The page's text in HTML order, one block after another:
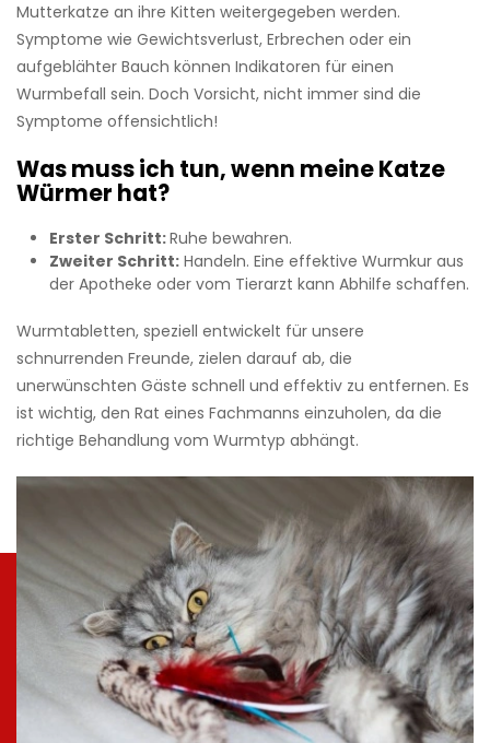
Mutterkatze an ihre Kitten weitergegeben werden.
Symptome wie Gewichtsverlust, Erbrechen oder ein
aufgeblähter Bauch können Indikatoren für einen
Wurmbefall sein. Doch Vorsicht, nicht immer sind die
Symptome offensichtlich!
Was muss ich tun, wenn meine Katze
Würmer hat?
Erster Schritt:Ruhe bewahren.
Zweiter Schritt: Handeln. Eine effektive Wurmkur aus
der Apotheke oder vom Tierarzt kann Abhilfe schaffen.
Wurmtabletten, speziell entwickelt für unsere
schnurrenden Freunde, zielen darauf ab, die
unerwünschten Gäste schnell und effektiv zu entfernen. Es
ist wichtig, den Rat eines Fachmanns einzuholen, da die
richtige Behandlung vom Wurmtyp abhängt.